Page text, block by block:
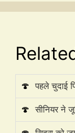
🍄 पहले चुदाई
🍄 सीनियर ने